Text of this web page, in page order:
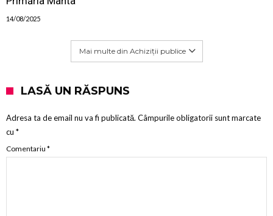
14/08/2025
Mai multe din Achiziții publice
LASĂ UN RĂSPUNS
Adresa ta de email nu va fi publicată. Câmpurile obligatorii sunt marcate
cu *
Comentariu *